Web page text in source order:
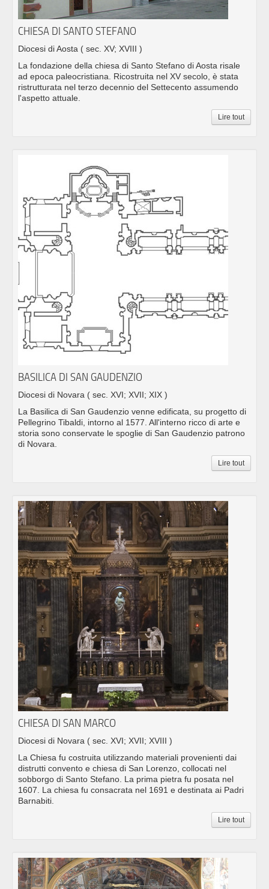
CHIESA DI SANTO STEFANO
Diocesi di Aosta ( sec. XV; XVIII )
La fondazione della chiesa di Santo Stefano di Aosta risale
ad epoca paleocristiana. Ricostruita nel XV secolo, è stata
ristrutturata nel terzo decennio del Settecento assumendo
l'aspetto attuale.
Lire tout
BASILICA DI SAN GAUDENZIO
Diocesi di Novara ( sec. XVI; XVII; XIX )
La Basilica di San Gaudenzio venne edificata, su progetto di
Pellegrino Tibaldi, intorno al 1577. All'interno ricco di arte e
storia sono conservate le spoglie di San Gaudenzio patrono
di Novara.
Lire tout
CHIESA DI SAN MARCO
Diocesi di Novara ( sec. XVI; XVII; XVIII )
La Chiesa fu costruita utilizzando materiali provenienti dai
distrutti convento e chiesa di San Lorenzo, collocati nel
sobborgo di Santo Stefano. La prima pietra fu posata nel
1607. La chiesa fu consacrata nel 1691 e destinata ai Padri
Barnabiti.
Lire tout